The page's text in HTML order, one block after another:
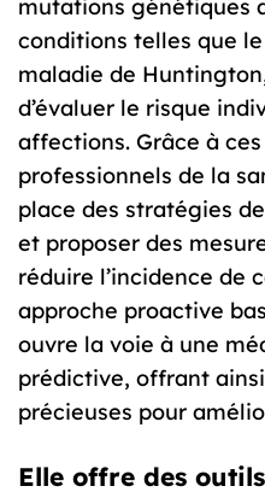
mutations génétiques
conditions telles que
maladie de
d’évaluer le risque
affections. Grâce à
professionnels de la
place des stratégies
et proposer des
réduire l’incidence de
approche proactive
ouvre la voie à une
prédictive, offrant
précieuses pour
Elle offre des